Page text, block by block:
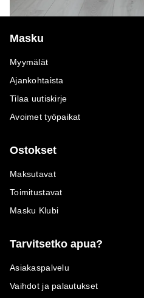
Masku
Myymälät
Ajankohtaista
Tilaa uutiskirje
Avoimet työpaikat
Ostokset
Maksutavat
Toimitustavat
Masku Klubi
Tarvitsetko apua?
Asiakaspalvelu
Vaihdot ja palautukset